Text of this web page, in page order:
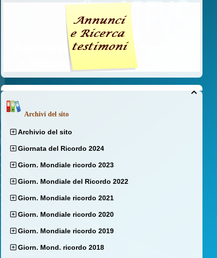

Archivi del sito
Archivio del sito
Giornata del Ricordo 2024
Giorn. Mondiale ricordo 2023
Giorn. Mondiale del Ricordo 2022
Giorn. Mondiale ricordo 2021
Giorn. Mondiale ricordo 2020
Giorn. Mondiale ricordo 2019
Giorn. Mond. ricordo 2018